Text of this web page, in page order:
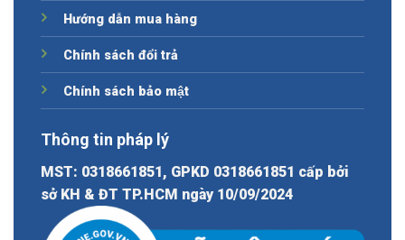
Hướng dẫn mua hàng
Chính sách đổi trả
Chính sách bảo mật
Thông tin pháp lý
MST: 0318661851, GPKD 0318661851 cấp bởi
sở KH & ĐT TP.HCM ngày 10/09/2024